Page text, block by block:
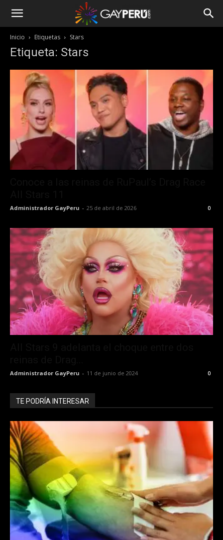
Inicio Etiquetas Stars
Etiqueta: Stars
Administrador GayPeru - 25 de abril de 2026 0
Administrador GayPeru - 11 de junio de 2024 0
TE PODRÍA INTERESAR